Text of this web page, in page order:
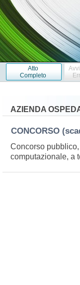
Atto
Completo
AZIENDA
CONCORSO
Concorso
computazionale, a